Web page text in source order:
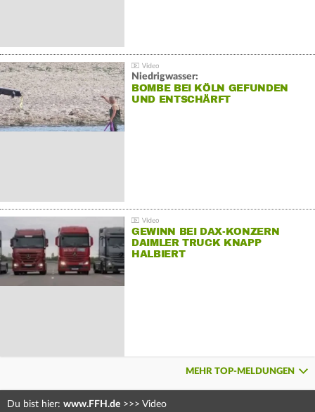
Niedrigwasser:
BOMBE BEI KÖLN GEFUNDEN
UND ENTSCHÄRFT
GEWINN BEI DAX-KONZERN
DAIMLER TRUCK KNAPP
HALBIERT
MEHR TOP-MELDUNGEN
Du bist hier: www.FFH.de >>> Video